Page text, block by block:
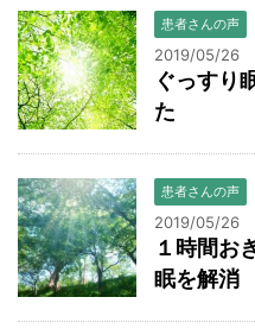
患者さんの声
2019/05/26
ぐっすり
た
患者さんの声
2019/05/26
１時間お
眠を解消